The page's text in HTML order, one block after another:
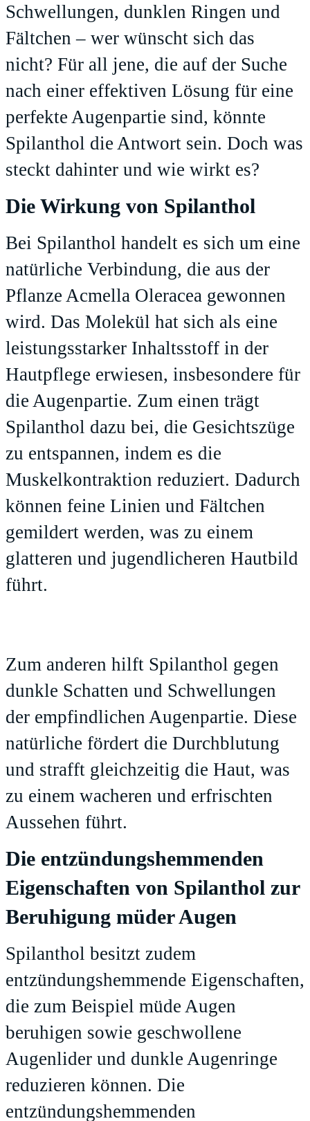
Schwellungen, dunklen Ringen und
Fältchen – wer wünscht sich das
nicht? Für all jene, die auf der Suche
nach einer effektiven Lösung für eine
perfekte Augenpartie sind, könnte
Spilanthol die Antwort sein. Doch was
steckt dahinter und wie wirkt es?
Die Wirkung von Spilanthol
Bei Spilanthol handelt es sich um eine
natürliche Verbindung, die aus der
Pflanze Acmella Oleracea gewonnen
wird. Das Molekül hat sich als eine
leistungsstarker Inhaltsstoff in der
Hautpflege erwiesen, insbesondere für
die Augenpartie. Zum einen trägt
Spilanthol dazu bei, die Gesichtszüge
zu entspannen, indem es die
Muskelkontraktion reduziert. Dadurch
können feine Linien und Fältchen
gemildert werden, was zu einem
glatteren und jugendlicheren Hautbild
führt.
Zum anderen hilft Spilanthol gegen
dunkle Schatten und Schwellungen
der empfindlichen Augenpartie. Diese
natürliche fördert die Durchblutung
und strafft gleichzeitig die Haut, was
zu einem wacheren und erfrischten
Aussehen führt.
Die entzündungshemmenden
Eigenschaften von Spilanthol zur
Beruhigung müder Augen
Spilanthol besitzt zudem
entzündungshemmende Eigenschaften,
die zum Beispiel müde Augen
beruhigen sowie geschwollene
Augenlider und dunkle Augenringe
reduzieren können. Die
entzündungshemmenden